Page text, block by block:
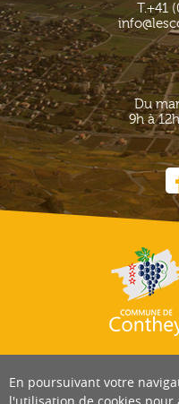
T.+41
Du
9h à
En poursuivant votre